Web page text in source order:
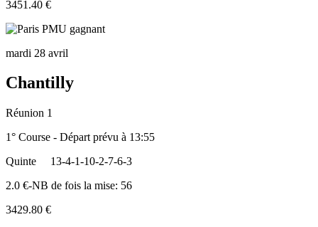
3451.40 €
mardi 28 avril
Chantilly
Réunion 1
1° Course - Départ prévu à 13:55
Quinte
13-4-1-10-2-7-6-3
2.0 €-NB de fois la mise: 56
3429.80 €